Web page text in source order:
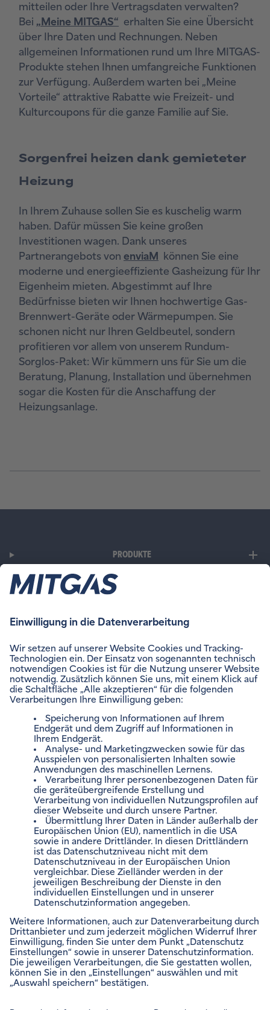
mitteilen oder Ihre Vertragsdaten verwalten?
Bei „Meine MITGAS“ erhalten Sie eine Übersicht
über Ihre Daten und Rechnungen. Neben
allgemeinen Informationen rund um Ihre MITGAS-
Produkte stehen Ihnen umfangreiche Funktionen
zur Verfügung. Außerdem warten bei „Meine
Vorteile“ attraktive Rabatte wie Freizeit- und
Kulturcoupons für die ganze Familie auf Sie.
Sorgenfrei heizen dank gemieteter
Heizung
In Ihrem Zuhause sollen Sie es kuschelig warm
haben. Dafür müssen Sie keine großen
Investitionen wagen. Dank unseres
Partnerangebots von enviaM
können Sie eine
moderne und energieeffiziente Gasheizung für Ihr
Eigenheim mieten. Abgestimmt auf Ihre
Bedürfnisse bieten wir Ihnen hochwertige Gas-
Brennwert-Geräte oder Wärmepumpen. Sie
schonen nicht nur Ihren Geldbeutel, sondern
profitieren vor allem von unserem Rundum-
Sorglos-Paket: Wir kümmern uns für Sie um die
Beratung, Planung, Installation und übernehmen
sogar die Kosten für die Anschaffung der
Heizungsanlage.
MITGAS NEWSLETTER
Zum Newsletter anmelden
VERTRÄGE VERWALTEN
Impressum
Rechtliche Hinweise